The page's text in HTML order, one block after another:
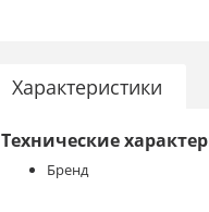
Характеристики
Технические
Бренд